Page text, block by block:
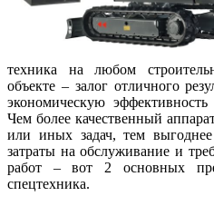
техника на любом
объекте – залог отличного
экономическую
Чем более качественный
или иных задач, тем
затраты на обслуживание и
работ – вот 2 основных
спецтехника.